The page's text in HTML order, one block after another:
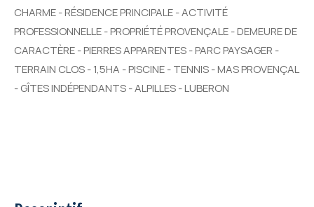
CHARME - RÉSIDENCE PRINCIPALE - ACTIVITÉ
PROFESSIONNELLE - PROPRIÉTÉ PROVENÇALE - DEMEURE DE
CARACTÈRE - PIERRES APPARENTES - PARC PAYSAGER -
TERRAIN CLOS - 1,5HA - PISCINE - TENNIS - MAS PROVENÇAL
- GÎTES INDÉPENDANTS - ALPILLES - LUBERON